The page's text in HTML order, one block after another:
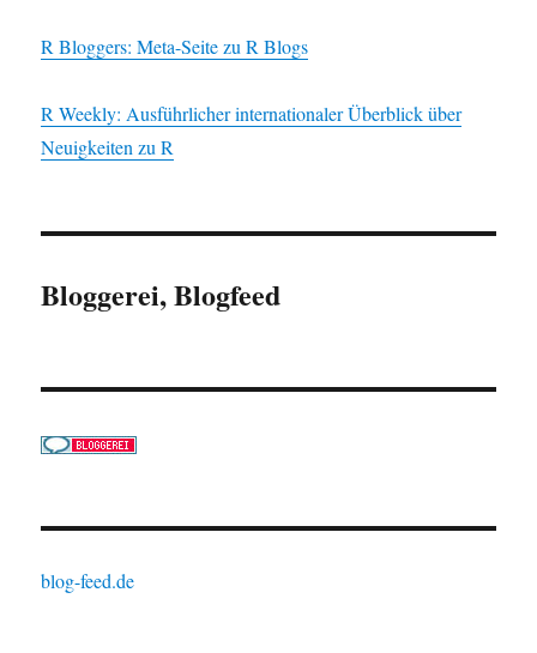
R Bloggers: Meta-Seite zu R Blogs
R Weekly: Ausführlicher internationaler Überblick über
Neuigkeiten zu R
Bloggerei, Blogfeed
blog-feed.de